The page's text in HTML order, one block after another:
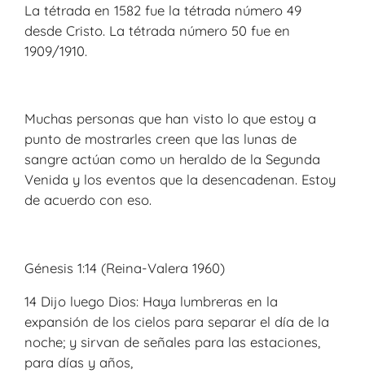
La tétrada en 1582 fue la tétrada número 49
desde Cristo. La tétrada número 50 fue en
1909/1910.
Muchas personas que han visto lo que estoy a
punto de mostrarles creen que las lunas de
sangre actúan como un heraldo de la Segunda
Venida y los eventos que la desencadenan. Estoy
de acuerdo con eso.
Génesis 1:14 (Reina-Valera 1960)
14 Dijo luego Dios: Haya lumbreras en la
expansión de los cielos para separar el día de la
noche; y sirvan de señales para las estaciones,
para días y años,